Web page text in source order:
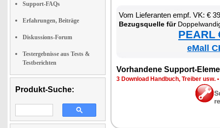
Support-FAQs
Erfahrungen, Beiträge
Diskussions-Forum
Testergebnisse aus Tests &
Testberichten
Produkt-Suche:
Vom Lie­fe­ran­ten empf. VK: €
Be­zugs­quel­le fürDop­pel­wan­di­ges
PEARL
eMall
Vor­han­de­ne Sup­port-
3 Down­load Hand­buch, Trei­ber usw. •